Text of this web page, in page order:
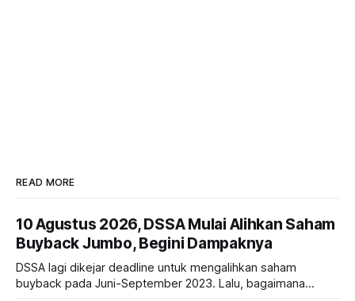
READ MORE
10 Agustus 2026, DSSA Mulai Alihkan Saham
Buyback Jumbo, Begini Dampaknya
DSSA lagi dikejar deadline untuk mengalihkan saham
buyback pada Juni-September 2023. Lalu, bagaimana